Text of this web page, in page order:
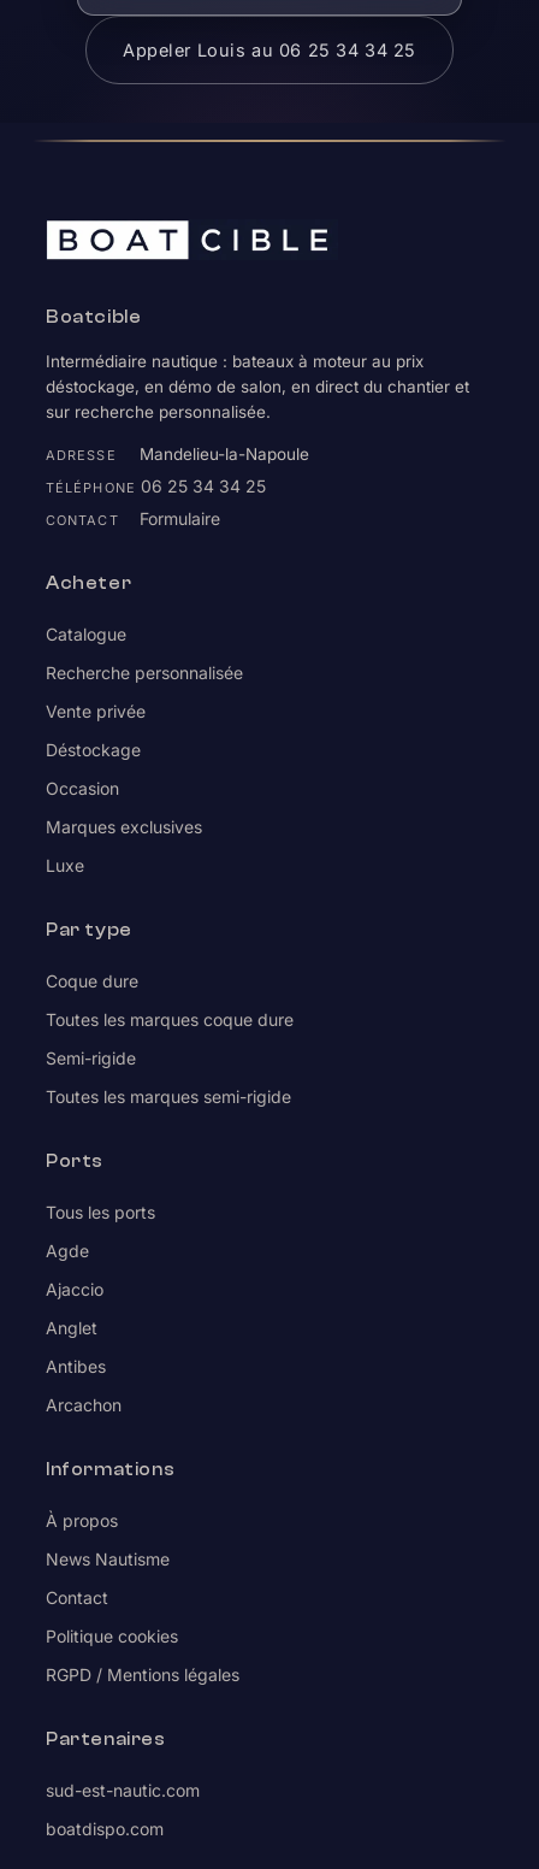
Appeler Louis au 06 25 34 34 25
Boatcible
Intermédiaire nautique : bateaux à moteur au prix
déstockage, en démo de salon, en direct du chantier et
sur recherche personnalisée.
ADRESSE Mandelieu-la-Napoule
TÉLÉPHONE 06 25 34 34 25
CONTACT Formulaire
Acheter
Catalogue
Recherche personnalisée
Vente privée
Déstockage
Occasion
Marques exclusives
Luxe
Par type
Coque dure
Toutes les marques coque dure
Semi-rigide
Toutes les marques semi-rigide
Ports
Tous les ports
Agde
Ajaccio
Anglet
Antibes
Arcachon
Informations
À propos
News Nautisme
Contact
Politique cookies
RGPD / Mentions légales
Partenaires
sud-est-nautic.com
boatdispo.com